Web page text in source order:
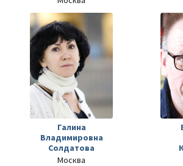
Галина
Владимировна
Солдатова
Москва